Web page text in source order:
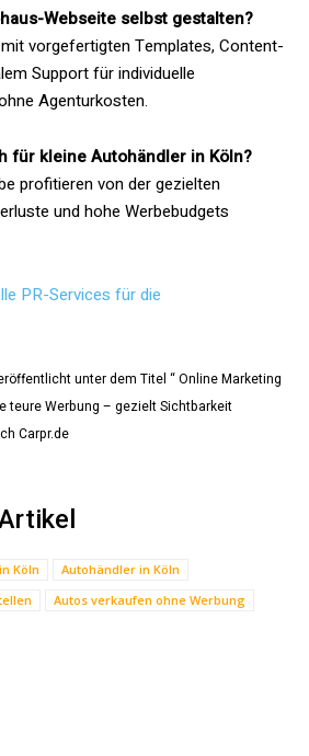
Webseite selbst gestalten?
vorgefertigten Templates, Content-
Support für individuelle
Agenturkosten.
für kleine Autohändler in Köln?
profitieren von der gezielten
und hohe Werbebudgets
PR-Services für die
unter dem Titel “ Online Marketing
teure Werbung – gezielt Sichtbarkeit
Carpr.de
Köln
Autohändler in Köln
Autos verkaufen ohne Werbung